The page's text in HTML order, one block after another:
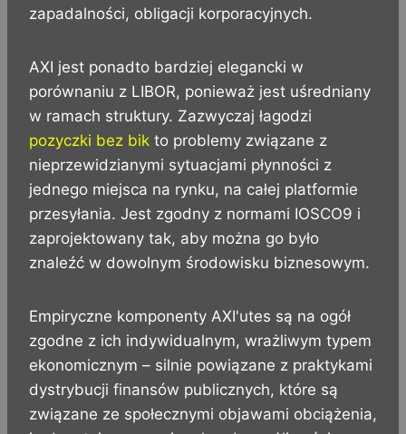
zapadalności, obligacji korporacyjnych.
AXI jest ponadto bardziej elegancki w
porównaniu z LIBOR, ponieważ jest uśredniany
w ramach struktury. Zazwyczaj łagodzi
pozyczki bez bik to problemy związane z
nieprzewidzianymi sytuacjami płynności z
jednego miejsca na rynku, na całej platformie
przesyłania. Jest zgodny z normami IOSCO9 i
zaprojektowany tak, aby można go było
znaleźć w dowolnym środowisku biznesowym.
Empiryczne komponenty AXI'utes są na ogół
zgodne z ich indywidualnym, wrażliwym typem
ekonomicznym – silnie powiązane z praktykami
dystrybucji finansów publicznych, które są
związane ze społecznymi objawami obciążenia,